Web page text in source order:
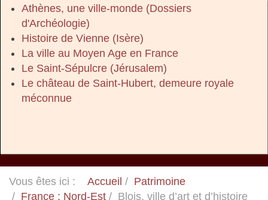
Athènes, une ville-monde (Dossiers
d'Archéologie)
Histoire de Vienne (Isère)
La ville au Moyen Age en France
Le Saint-Sépulcre (Jérusalem)
Le château de Saint-Hubert, demeure royale
méconnue
Vous êtes ici : Accueil
Patrimoine
France : Nord-Est
Blois, ville d’art et d’histoire